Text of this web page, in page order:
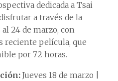
dedicada a Tsai
a través de la
24 de marzo, con
reciente película, que
por 72 horas.
Jueves 18 de marzo |